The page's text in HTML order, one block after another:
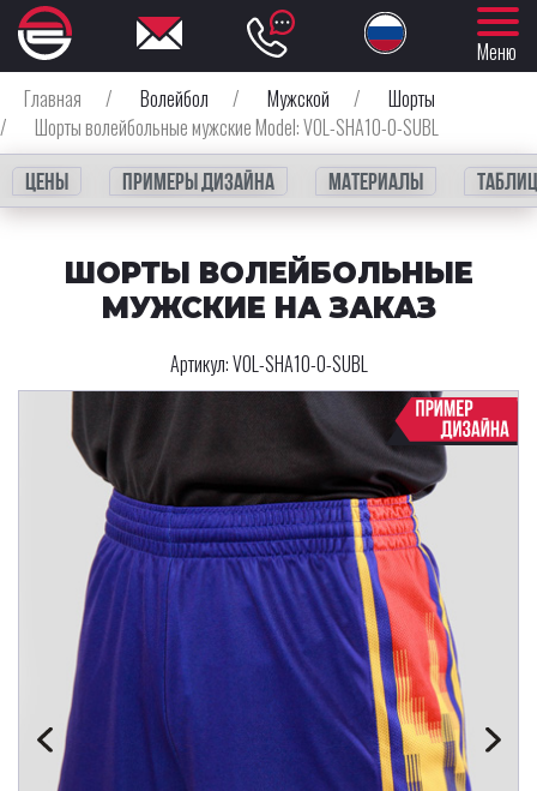
Меню
Главная
/ Волейбол / Мужской /
Шорты
/
Шорты волейбольные мужские Model: VOL-SHA10-0-SUBL
Цены Примеры дизайна Материалы
ШОРТЫ ВОЛЕЙБОЛЬНЫЕ
МУЖСКИЕ НА ЗАКАЗ
Артикул:VOL-SHA10-0-SUBL